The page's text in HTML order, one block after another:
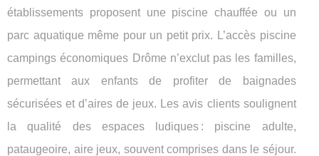
établissements proposent une piscine chauffée ou un
parc aquatique même pour un petit prix. L’accès piscine
campings économiques Drôme n’exclut pas les familles,
permettant aux enfants de profiter de baignades
sécurisées et d’aires de jeux. Les avis clients soulignent
la qualité des espaces ludiques : piscine adulte,
pataugeoire, aire jeux, souvent comprises dans le séjour.